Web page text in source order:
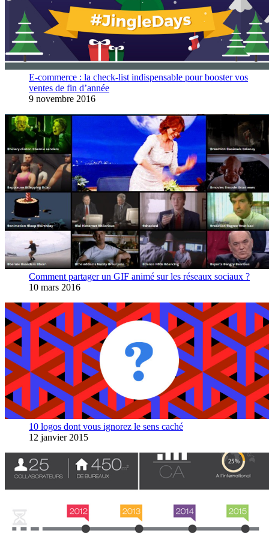
E-commerce : la check-list indispensable pour booster vos
ventes de fin d’année
9 novembre 2016
Comment partager un GIF animé sur les réseaux sociaux ?
10 mars 2016
10 logos dont vous ignorez le sens caché
12 janvier 2015